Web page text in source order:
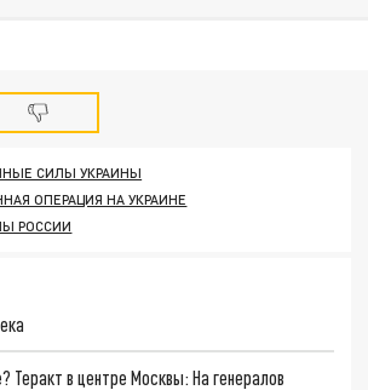
СИЛЫ УКРАИНЫ
ОПЕРАЦИЯ НА УКРАИНЕ
РОССИИ
Теракт в центре Москвы: На генералов